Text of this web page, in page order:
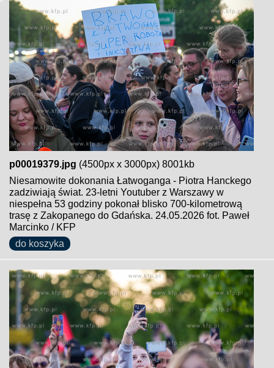
p00019379.jpg (4500px x 3000px) 8001kb
Niesamowite dokonania Łatwoganga - Piotra Hanckego
zadziwiają świat. 23-letni Youtuber z Warszawy w
niespełna 53 godziny pokonał blisko 700-kilometrową
trasę z Zakopanego do Gdańska. 24.05.2026 fot. Paweł
Marcinko / KFP
do koszyka